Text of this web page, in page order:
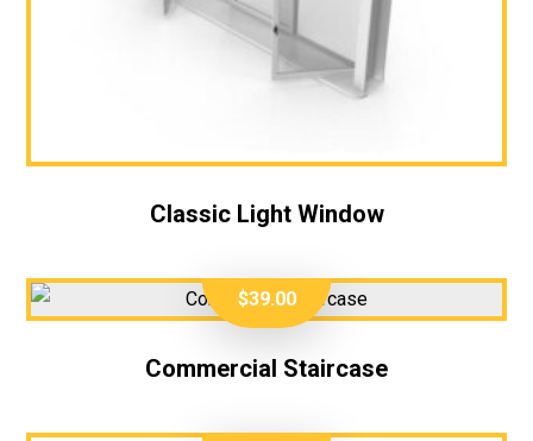
Classic Light Window
Commercial Staircase
$39.00